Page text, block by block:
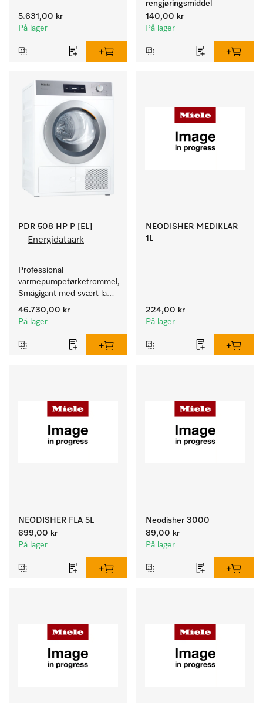
5.631,00 kr
På lager
rengjøringsmiddel
140,00 kr
På lager
PDR 508 HP P [EL]
Energidataark
Professional
varmepumpetørketrommel,
Smågigant med svært lavt
energiforbruk og korte
programtider. Kapasitet 8 kg.
46.730,00 kr
På lager
NEODISHER MEDIKLAR
1L
224,00 kr
På lager
NEODISHER FLA 5L
699,00 kr
På lager
Neodisher 3000
89,00 kr
På lager